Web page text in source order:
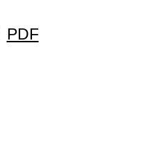
PDF